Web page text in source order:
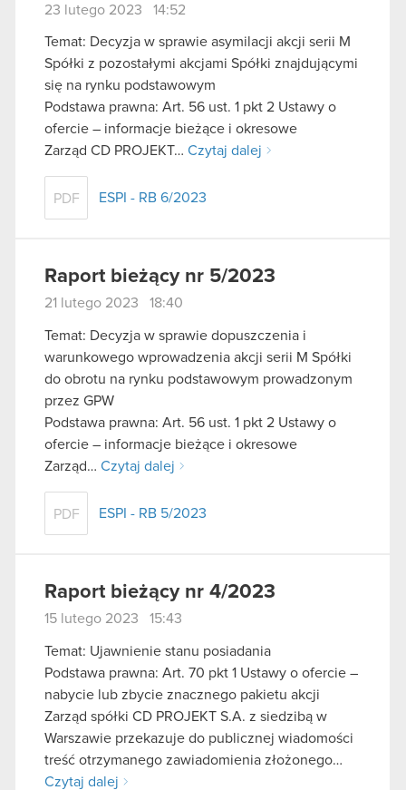
23 lutego 2023 14:52
Temat: Decyzja w sprawie asymilacji akcji serii M
Spółki z pozostałymi akcjami Spółki znajdującymi
się na rynku podstawowym
Podstawa prawna: Art. 56 ust. 1 pkt 2 Ustawy o
ofercie – informacje bieżące i okresowe
Zarząd CD PROJEKT… Czytaj dalej
PDF ESPI - RB 6/2023
Raport bieżący nr 5/2023
21 lutego 2023 18:40
Temat: Decyzja w sprawie dopuszczenia i
warunkowego wprowadzenia akcji serii M Spółki
do obrotu na rynku podstawowym prowadzonym
przez GPW
Podstawa prawna: Art. 56 ust. 1 pkt 2 Ustawy o
ofercie – informacje bieżące i okresowe
Zarząd… Czytaj dalej
PDF ESPI - RB 5/2023
Raport bieżący nr 4/2023
15 lutego 2023 15:43
Temat: Ujawnienie stanu posiadania
Podstawa prawna: Art. 70 pkt 1 Ustawy o ofercie –
nabycie lub zbycie znacznego pakietu akcji
Zarząd spółki CD PROJEKT S.A. z siedzibą w
Warszawie przekazuje do publicznej wiadomości
treść otrzymanego zawiadomienia złożonego…
Czytaj dalej